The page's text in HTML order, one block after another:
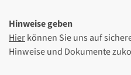
Hinweise geben
Hierkönnen Sie uns auf
Hinweise und Dokumente